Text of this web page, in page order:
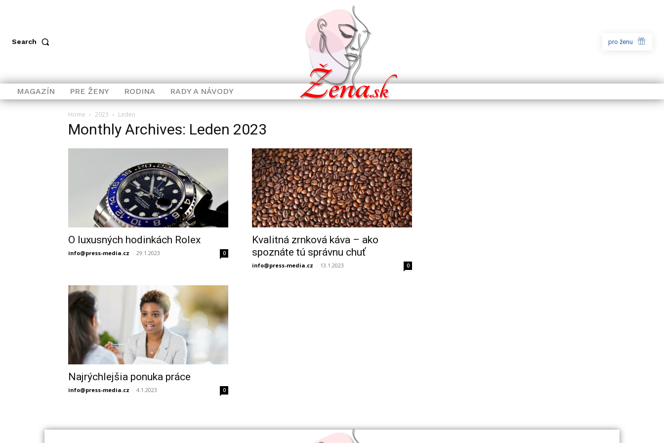
Search pro ženu
MAGAZÍN PRE ŽENY RODINA RADY A NÁVODY
Home 2023 Leden
Monthly Archives: Leden 2023
O luxusných hodinkách Rolex
info@press-media.cz - 29.1.2023 0
Kvalitná zrnková káva – ako
spoznáte tú správnu chuť
info@press-media.cz - 13.1.2023 0
Najrýchlejšia ponuka práce
info@press-media.cz - 4.1.2023 0